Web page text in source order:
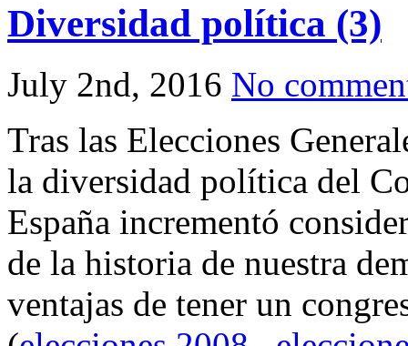
Diversidad política (3)
July 2nd, 2016 No
Tras las Elecciones
la diversidad política del
España incrementó
de la historia de nuestra
ventajas de tener un